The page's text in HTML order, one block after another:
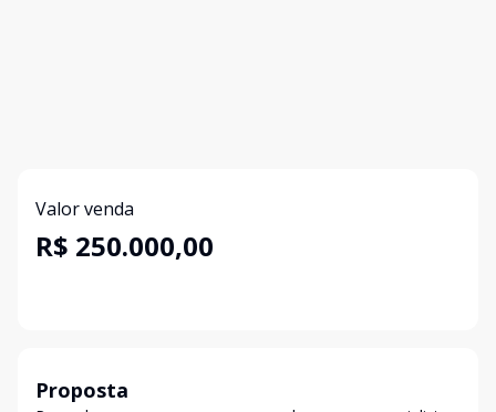
Valor venda
R$ 250.000,00
Proposta